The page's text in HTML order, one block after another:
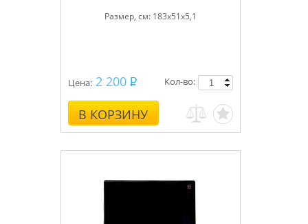
Размер, см: 183x51x5,1
Цена: 2 200
В КОРЗИНУ
Кол-во: